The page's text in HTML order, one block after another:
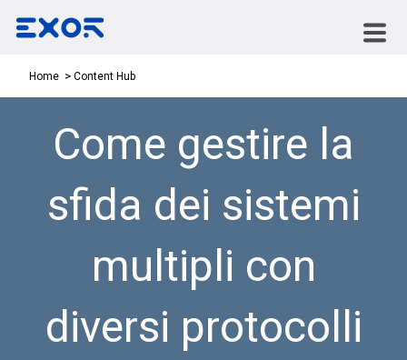
Home Content Hub
Come gestire la
sfida dei sistemi
multipli con
diversi protocolli